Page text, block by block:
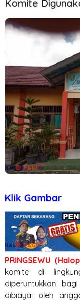
Komite
Klik Gambar
PRINGSEWU
komite di
diperuntukkan
dibiayai oleh